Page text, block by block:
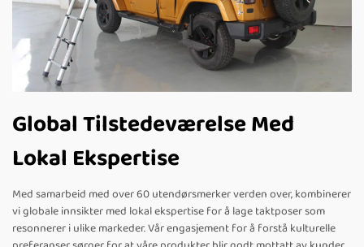
Global Tilstedeværelse Med
Lokal Ekspertise
Med samarbeid med over 60 utendørsmerker verden over, kombinerer
vi globale innsikter med lokal ekspertise for å lage taktposer som
resonnerer i ulike markeder. Vår engasjement for å forstå kulturelle